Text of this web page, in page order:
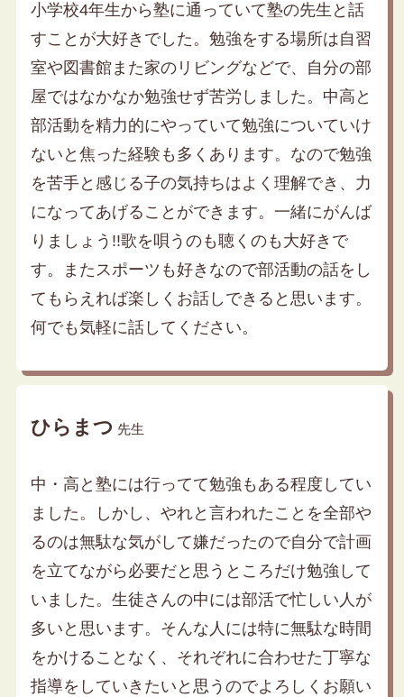
小学校4年生から塾に通っていて塾の先生と話
すことが大好きでした。勉強をする場所は自習
室や図書館また家のリビングなどで、自分の部
屋ではなかなか勉強せず苦労しました。中高と
部活動を精力的にやっていて勉強についていけ
ないと焦った経験も多くあります。なので勉強
を苦手と感じる子の気持ちはよく理解でき、力
になってあげることができます。一緒にがんば
りましょう!!歌を唄うのも聴くのも大好きで
す。またスポーツも好きなので部活動の話をし
てもらえれば楽しくお話しできると思います。
何でも気軽に話してください。
ひらまつ 先生
中・高と塾には行ってて勉強もある程度してい
ました。しかし、やれと言われたことを全部や
るのは無駄な気がして嫌だったので自分で計画
を立てながら必要だと思うところだけ勉強して
いました。生徒さんの中には部活で忙しい人が
多いと思います。そんな人には特に無駄な時間
をかけることなく、それぞれに合わせた丁寧な
指導をしていきたいと思うのでよろしくお願い